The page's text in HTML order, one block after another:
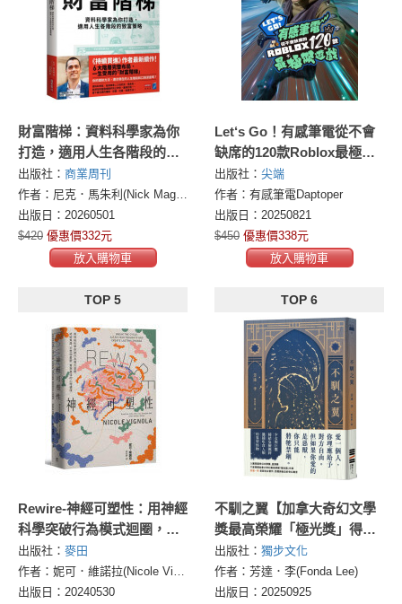
財富階梯：資料科學家為你
打造，適用人生各階段的致
富策略
出版社： 商業周刊
作者：尼克．馬朱利(Nick Maggiulli)
出版日：20260501
$420 優惠價332元
放入購物車
Let‘s Go！有感筆電從不會
缺席的120款Roblox最極限
遊戲
出版社： 尖端
作者：有感筆電Daptoper
出版日：20250821
$450 優惠價338元
放入購物車
TOP 5
Rewire-神經可塑性：用神經
科學突破行為模式迴圈，終
結焦慮、恐慌和憂鬱，實現
最佳的心理健康
出版社： 麥田
作者：妮可．維諾拉(Nicole Vignola)
出版日：20240530
TOP 6
不馴之翼【加拿大奇幻文學
獎最高榮耀「極光獎」得獎
作】
出版社： 獨步文化
作者：芳達．李(Fonda Lee)
出版日：20250925